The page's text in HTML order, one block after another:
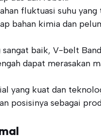
fluktuasi suhu yang
bahan kimia dan
sangat baik, V-belt
dapat
yang kuat dan
posisinya sebagai